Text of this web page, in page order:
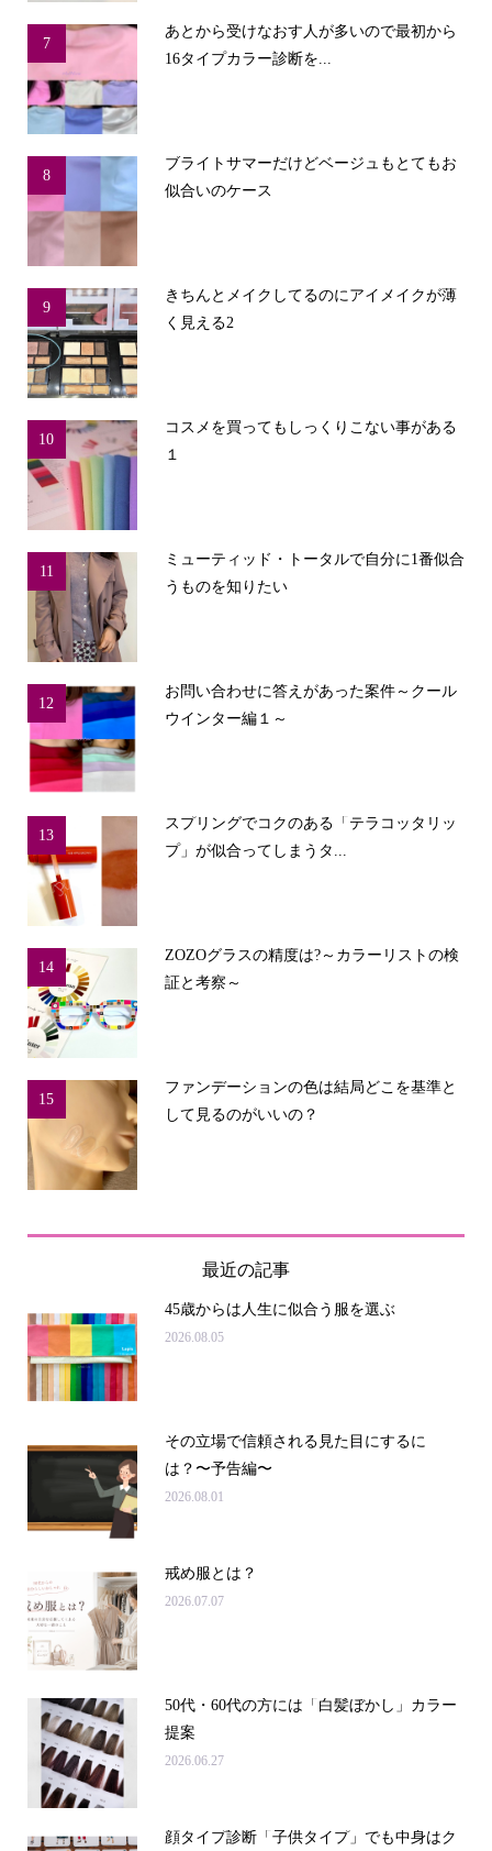
7
あとから受けなおす人が多いので最初から
16タイプカラー診断を...
8
ブライトサマーだけどベージュもとてもお
似合いのケース
9
きちんとメイクしてるのにアイメイクが薄
く見える2
10
コスメを買ってもしっくりこない事がある
１
11
ミューティッド・トータルで自分に1番似合
うものを知りたい
12
お問い合わせに答えがあった案件～クール
ウインター編１～
13
スプリングでコクのある「テラコッタリッ
プ」が似合ってしまうタ...
14
ZOZOグラスの精度は?～カラーリストの検
証と考察～
15
ファンデーションの色は結局どこを基準と
して見るのがいいの？
最近の記事
45歳からは人生に似合う服を選ぶ
2026.08.05
その立場で信頼される見た目にするに
は？〜予告編〜
2026.08.01
戒め服とは？
2026.07.07
50代・60代の方には「白髪ぼかし」カラー
提案
2026.06.27
顔タイプ診断「子供タイプ」でも中身はク